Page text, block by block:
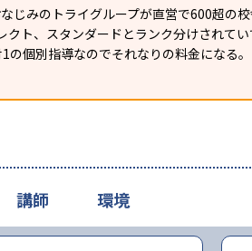
じみのトライグループが直営で600超の
ト、スタンダードとランク分けされて
個別指導なのでそれなりの料金になる。
講師 環境